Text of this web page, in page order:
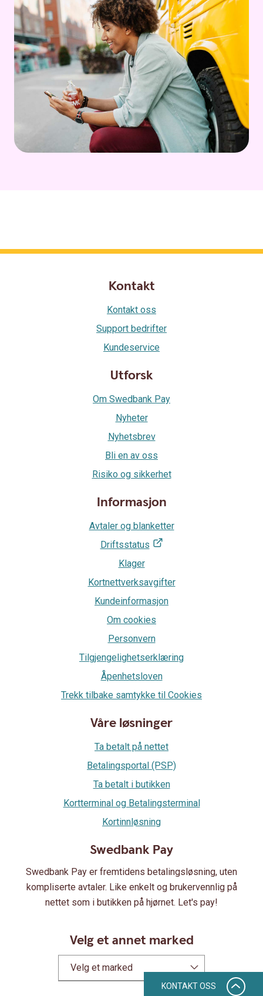
KONTAKT OSS
Swedbank Pay
Swedbank Pay er fremtidens betalingsløsning, uten
kompliserte avtaler. Like enkelt og brukervennlig på
nettet som i butikken på hjørnet. Let's pay!
Velg et annet marked
Velg et marked
Kontakt
Kontakt oss
Support bedrifter
Kundeservice
Utforsk
Om Swedbank Pay
Nyheter
Nyhetsbrev
Bli en av oss
Risiko og sikkerhet
Informasjon
Avtaler og blanketter
Driftsstatus
Klager
Kortnettverksavgifter
Kundeinformasjon
Om cookies
Personvern
Tilgjengelighetserklæring
Åpenhetsloven
Trekk tilbake samtykke til Cookies
Våre løsninger
Ta betalt på nettet
Betalingsportal (PSP)
Ta betalt i butikken
Kortterminal og Betalingsterminal
Kortinnløsning